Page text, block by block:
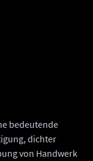
bedeutende
dichter
von Handwerk